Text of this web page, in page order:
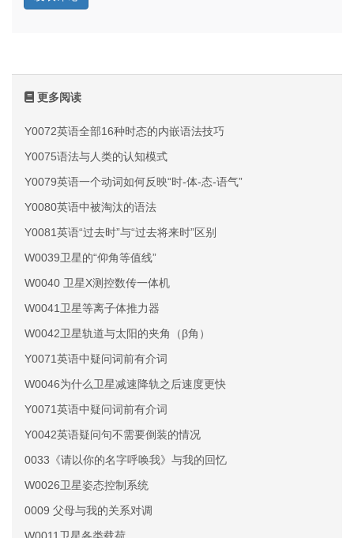
更多阅读
Y0072英语全部16种时态的内嵌语法技巧
Y0075语法与人类的认知模式
Y0079英语一个动词如何反映“时-体-态-语气”
Y0080英语中被淘汰的语法
Y0081英语“过去时”与“过去将来时”区别
W0039卫星的“仰角等值线”
W0040 卫星X测控数传一体机
W0041卫星等离子体推力器
W0042卫星轨道与太阳的夹角（β角）
Y0071英语中疑问词前有介词
W0046为什么卫星减速降轨之后速度更快
Y0071英语中疑问词前有介词
Y0042英语疑问句不需要倒装的情况
0033《请以你的名字呼唤我》与我的回忆
W0026卫星姿态控制系统
0009 父母与我的关系对调